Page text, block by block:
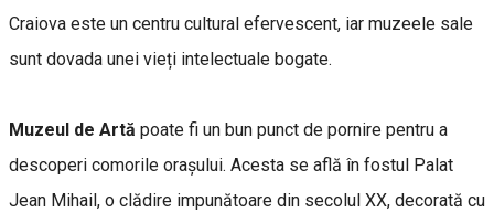
Craiova este un centru cultural efervescent, iar muzeele sale
sunt dovada unei vieți intelectuale bogate.
Muzeul de Artă poate fi un bun punct de pornire pentru a
descoperi comorile orașului. Acesta se află în fostul Palat
Jean Mihail, o clădire impunătoare din secolul XX, decorată cu